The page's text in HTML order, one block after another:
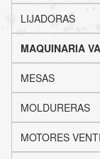
LIJADORAS
MAQUINARIA
MESAS
MOLDURERAS
MOTORES